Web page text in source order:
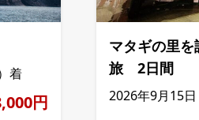
着
円
マタギの里
旅 2日間
2026年9月15